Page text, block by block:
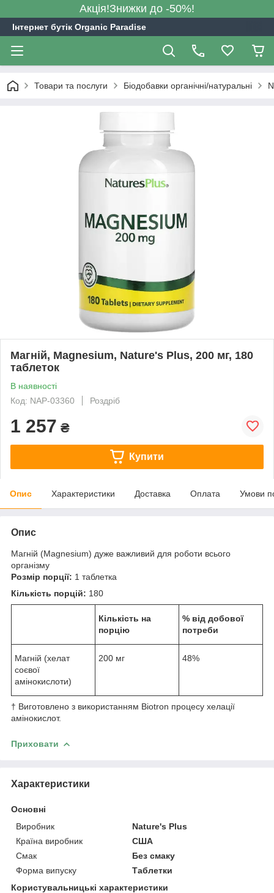
Акція!Знижки до -50%!
Інтернет бутік Organic Paradise
Товари та послуги Біодобавки органічні/натуральні
Магній, Magnesium, Nature's Plus, 200 мг, 180
таблеток
В наявності
Код: NAP-03360
Роздріб
1 257 ₴
Купити
Опис Характеристики Доставка Оплата Умови
Опис
Магній (Magnesium) дуже важливий для роботи всього
організму
Розмір порції: 1 таблетка
Кількість порцій: 180
Кількість на
порцію
% від добової
потреби
Магній (хелат
соєвої
амінокислоти)
200 мг 48%
† Виготовлено з використанням Biotron процесу хелації
амінокислот.
Приховати
Характеристики
Основні
Виробник
Nature's Plus
Країна виробник
США
Смак
Без смаку
Форма випуску
Таблетки
Користувальницькі характеристики